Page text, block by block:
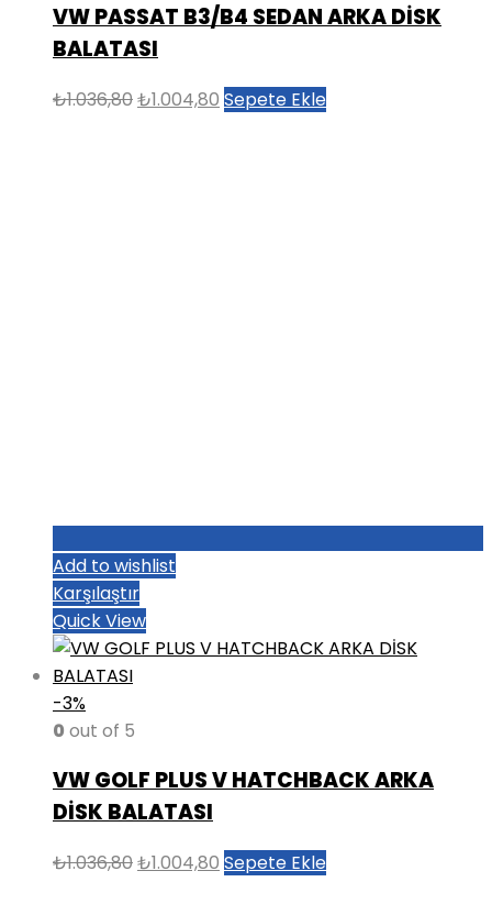
VW PASSAT B3/B4 SEDAN ARKA DİSK
BALATASI
₺1.036,80Orijinal
₺1.004,80 Şu
Sepete Ekle
Add to wishlist
Karşılaştır
Quick View
-3%
0 out of 5
VW GOLF PLUS V HATCHBACK ARKA
DİSK BALATASI
₺1.036,80Orijinal
₺1.004,80 Şu
Sepete Ekle